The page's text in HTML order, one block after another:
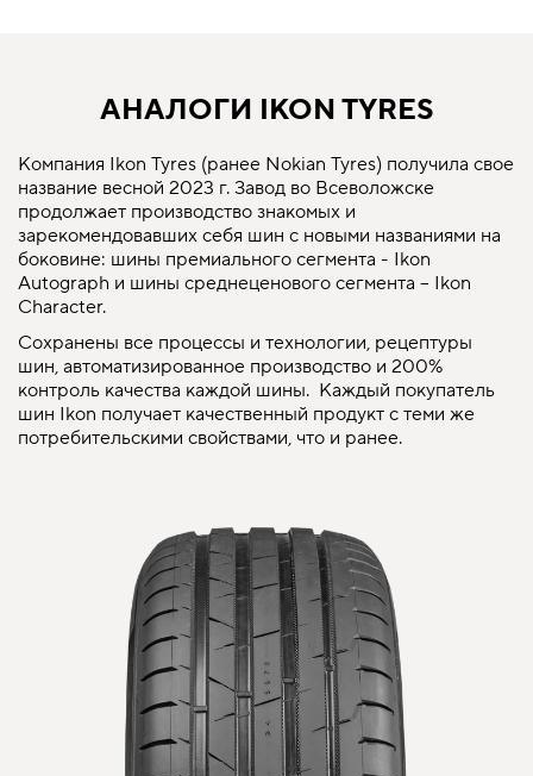
АНАЛОГИ IKON TYRES
Компания Ikon Tyres (ранее Nokian Tyres) получила свое
название весной 2023 г. Завод во Всеволожске
продолжает производство знакомых и
зарекомендовавших себя шин с новыми названиями на
боковине: шины премиального сегмента - Ikon
Autograph и шины среднеценового сегмента – Ikon
Character.
Сохранены все процессы и технологии, рецептуры
шин, автоматизированное производство и 200%
контроль качества каждой шины. Каждый покупатель
шин Ikon получает качественный продукт с теми же
потребительскими свойствами, что и ранее.